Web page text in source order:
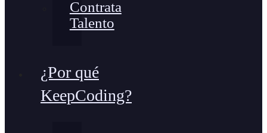
Contrata
Talento
¿Por qué
KeepCoding?